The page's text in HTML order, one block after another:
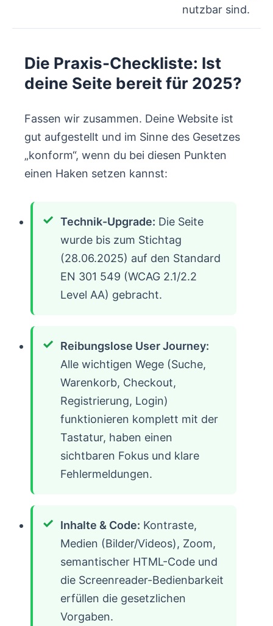
nutzbar sind.
Die Praxis-Checkliste: Ist
deine Seite bereit für 2025?
Fassen wir zusammen. Deine Website ist
gut aufgestellt und im Sinne des Gesetzes
„konform“, wenn du bei diesen Punkten
einen Haken setzen kannst:
Technik-Upgrade: Die Seite
wurde bis zum Stichtag
(28.06.2025) auf den Standard
EN 301 549 (WCAG 2.1/2.2
Level AA) gebracht.
Reibungslose User Journey:
Alle wichtigen Wege (Suche,
Warenkorb, Checkout,
Registrierung, Login)
funktionieren komplett mit der
Tastatur, haben einen
sichtbaren Fokus und klare
Fehlermeldungen.
Inhalte & Code: Kontraste,
Medien (Bilder/Videos), Zoom,
semantischer HTML-Code und
die Screenreader-Bedienbarkeit
erfüllen die gesetzlichen
Vorgaben.